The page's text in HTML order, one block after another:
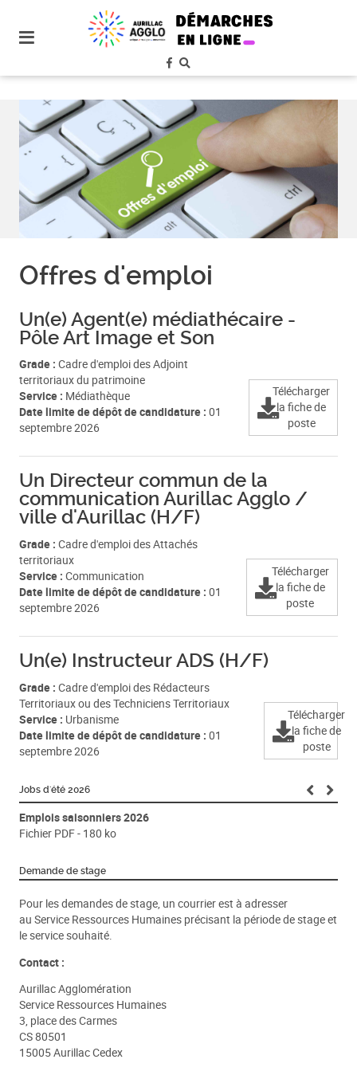
site
aller au
contenu
Offres d'emploi
Un(e) Agent(e) médiathécaire -
Pôle Art Image et Son
Grade : Cadre d'emploi des Adjoint
territoriaux du patrimoine
Service : Médiathèque
Date limite de dépôt de candidature : 01
septembre 2026
Télécharger
la fiche de
poste
Un Directeur commun de la
communication Aurillac Agglo /
ville d'Aurillac (H/F)
Grade : Cadre d'emploi des Attachés
territoriaux
Service : Communication
Date limite de dépôt de candidature : 01
septembre 2026
Télécharger
la fiche de
poste
Un(e) Instructeur ADS (H/F)
Grade : Cadre d'emploi des Rédacteurs
Territoriaux ou des Techniciens Territoriaux
Service : Urbanisme
Date limite de dépôt de candidature : 01
septembre 2026
Télécharger
la fiche de
poste
Jobs d'été 2026
Emplois saisonniers 2026
Fichier PDF - 180 ko
Demande de stage
Pour les demandes de stage, un courrier est à adresser
au Service Ressources Humaines précisant la période de stage et
le service souhaité.
Contact :
Aurillac Agglomération
Service Ressources Humaines
3, place des Carmes
CS 80501
15005 Aurillac Cedex